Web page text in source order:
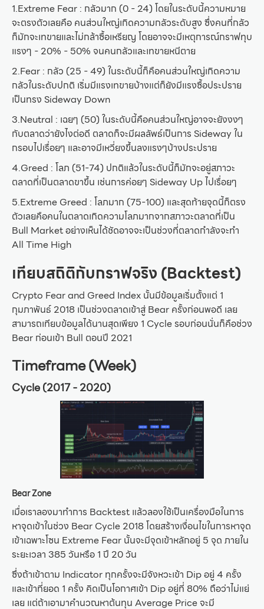
1.Extreme Fear : กลัวมาก (0 - 24) โดยในระดับนี้ความหมาย
จะตรงตัวเลยคือ คนส่วนใหญ่เกิดความกลัวระดับสูง ซึ่งคนที่กลัว
ก็มักจะเทขายและไม่กล้าซื้อเหรียญ โดยอาจจะมีเหตุการณ์กราฟทุบ
แรงๆ - 20% - 50% จนคนกลัวและเทขายหนีตาย
2.Fear : กลัว (25 - 49) ในระดับนี้ก็คือคนส่วนใหญ่เกิดความ
กลัวในระดับปกติ เริ่มมีแรงเทขายบ้างแต่ก็ยังมีแรงซื้อประปราย
เป็นทรง Sideway Down
3.Neutral : เฉยๆ (50) ในระดับนี้คือคนส่วนใหญ่อาจจะยังงงๆ
กับตลาดว่ายังไงต่อดี ตลาดก็จะมีผลลัพธ์เป็นการ Sideway ใน
กรอบไปเรื่อยๆ และอาจมีเหวี่ยงขึ้นลงแรงๆบ้างประปราย
4.Greed : โลภ (51-74) ปกติแล้วในระดับนี้ก็มักจะอยู่สภาวะ
ตลาดที่เป็นตลาดขาขึ้น เช่นการค่อยๆ Sideway Up ไปเรื่อยๆ
5.Extreme Greed : โลภมาก (75-100) และสุดท้ายจุดนี้ก็ตรง
ตัวเลยคือคนในตลาดเกิดความโลภมากจากสภาวะตลาดที่เป็น
Bull Market อย่างเห็นได้ชัดอาจจะเป็นช่วงที่ตลาดกำลังจะทำ
All Time High
เทียบสถิติกับกราฟจริง (Backtest)
Crypto Fear and Greed Index นั้นมีข้อมูลเริ่มตั้งแต่ 1
กุมภาพันธ์ 2018 เป็นช่วงตลาดเข้าสู่ Bear ครั้งก่อนพอดี เลย
สามารถเทียบข้อมูลได้นานสุดเพียง 1 Cycle รอบก่อนนั่นก็คือช่วง
Bear ก่อนเข้า Bull ตอนปี 2021
Timeframe (Week)
Cycle (2017 - 2020)
Bear Zone
เมื่อเราลองมาทำการ Backtest แล้วลองใช้เป็นเครื่องมือในการ
หาจุดเข้าในช่วง Bear Cycle 2018 โดยสร้างเงื่อนไขในการหาจุด
เข้าเฉพาะโซน Extreme Fear นั้นจะมีจุดเข้าหลักอยู่ 5 จุด ภายใน
ระยะเวลา 385 วันหรือ 1 ปี 20 วัน
ซึ่งถ้าเข้าตาม Indicator ทุกครั้งจะมีจังหวะเข้า Dip อยู่ 4 ครั้ง
และเข้าที่ยอด 1 ครั้ง คิดเป็นโอกาศเข้า Dip อยู่ที่ 80% ถือว่าไม่แย่
เลย แต่ถ้าเอามาคำนวณหาต้นทุน Average Price จะมี